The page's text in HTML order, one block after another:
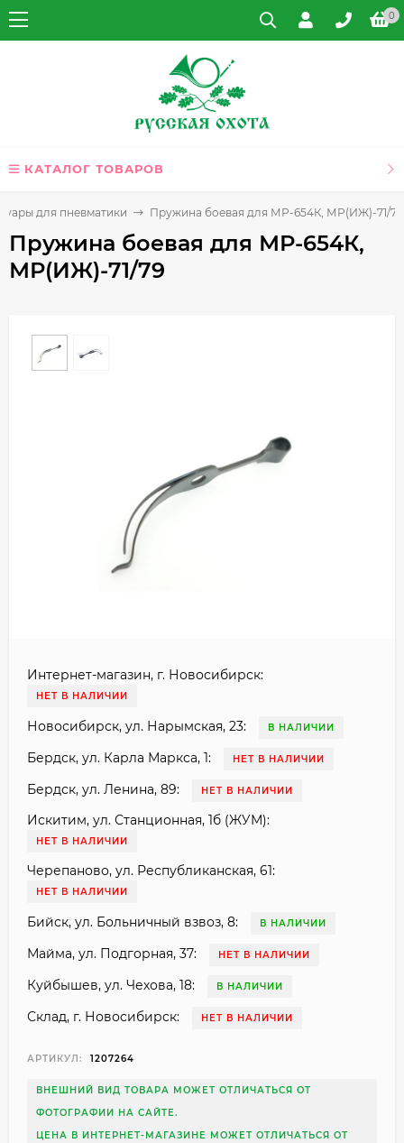
0
КАТАЛОГ ТОВАРОВ
для пневматики Пружина боевая для МР-654К, МР(ИЖ)-71/79
Пружина боевая для МР-654К,
МР(ИЖ)-71/79
Интернет-магазин, г. Новосибирск:
НЕТ В НАЛИЧИИ
Новосибирск, ул. Нарымская, 23: В НАЛИЧИИ
Бердск, ул. Карла Маркса, 1: НЕТ В НАЛИЧИИ
Бердск, ул. Ленина, 89: НЕТ В НАЛИЧИИ
Искитим, ул. Станционная, 1б (ЖУМ):
НЕТ В НАЛИЧИИ
Черепаново, ул. Республиканская, 61:
НЕТ В НАЛИЧИИ
Бийск, ул. Больничный взвоз, 8: В НАЛИЧИИ
Майма, ул. Подгорная, 37: НЕТ В НАЛИЧИИ
Куйбышев, ул. Чехова, 18: В НАЛИЧИИ
Склад, г. Новосибирск: НЕТ В НАЛИЧИИ
АРТИКУЛ: 1207264
ВНЕШНИЙ ВИД ТОВАРА МОЖЕТ ОТЛИЧАТЬСЯ ОТ
ФОТОГРАФИИ НА САЙТЕ.
ЦЕНА В ИНТЕРНЕТ-МАГАЗИНЕ МОЖЕТ ОТЛИЧАТЬСЯ ОТ